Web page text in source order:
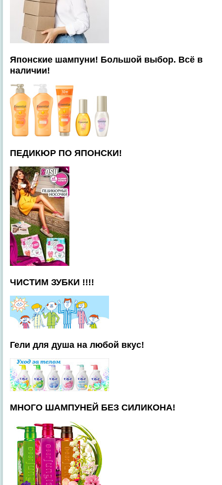
Японские шампуни! Большой выбор. Всё в
наличии!
ПЕДИКЮР ПО ЯПОНСКИ!
ЧИСТИМ ЗУБКИ !!!!
Гели для душа на любой вкус!
МНОГО ШАМПУНЕЙ БЕЗ СИЛИКОНА!